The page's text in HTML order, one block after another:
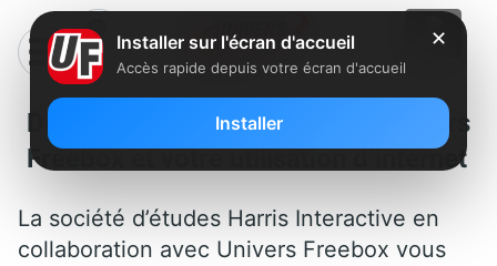
Donnez votre avis sur Univers
Freebox et votre utilisation d’internet
La société d’études Harris Interactive en
collaboration avec Univers Freebox vous
✕
Installer sur l'écran d'accueil
Accès rapide depuis votre écran d'accueil
Installer